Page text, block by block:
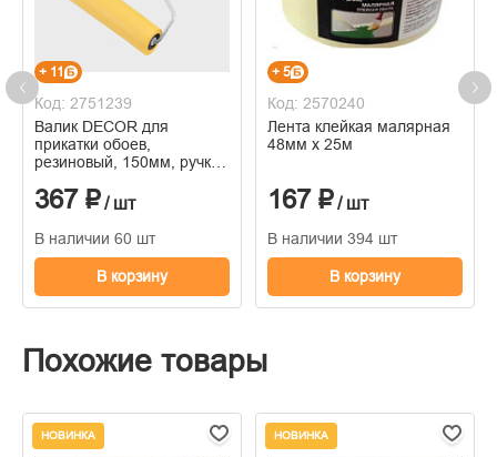
+ 11
Код: 2751239
Валик DECOR для
прикатки обоев,
резиновый, 150мм, ручка
367 ₽/ шт
В наличии 60 шт
В корзину
+ 5
Код: 2570240
Лента клейкая малярная
48мм х 25м
167 ₽/ шт
В наличии 394 шт
В корзину
Похожие товары
НОВИНКА НОВИНКА